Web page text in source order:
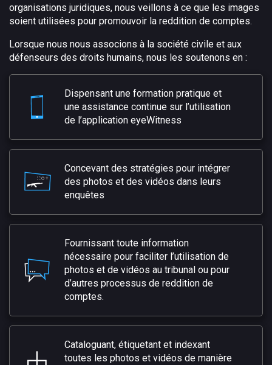
organisations juridiques, nous veillons à ce que les images
soient utilisées pour promouvoir la reddition de comptes.
Lorsque nous nous associons à la société civile et aux
défenseurs des droits humains, nous les soutenons en :
Dispensant une formation pratique et
une assistance continue sur l’utilisation
de l’application eyeWitness
Concevant des stratégies pour intégrer
des photos et des vidéos dans leurs
enquêtes
Fournissant toute information
nécessaire pour faciliter l’utilisation de
photos et de vidéos au tribunal ou pour
d’autres processus de reddition de
comptes.
Cataloguant, étiquetant et indexant
toutes les photos et vidéos de manière